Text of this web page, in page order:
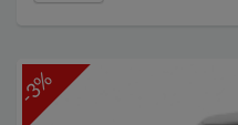
-3%